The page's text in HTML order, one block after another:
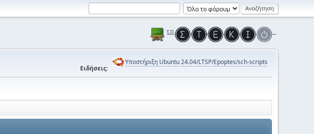
Ειδήσεις:
Υποστήριξη Ubuntu 24.04/LTSP/Epoptes/sch-scripts